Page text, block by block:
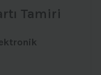
Tamiri